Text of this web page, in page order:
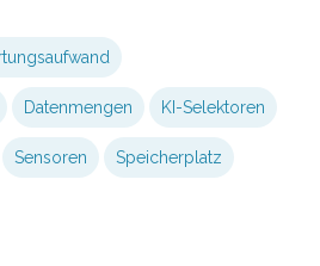
Datenmengen KI-Selektoren
Sensoren Speicherplatz